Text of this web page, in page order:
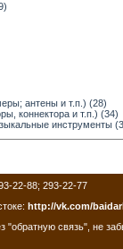
антены и т.п.) (28)
коннектора и т.п.) (34)
инструменты
22-88; 293-22-77
http://vk.com/
"обратную связь", не